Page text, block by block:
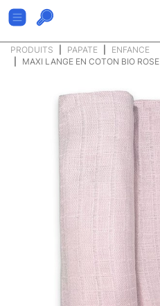
PRODUITS PAPATE
ENFANCE
MAXI LANGE EN COTON BIO ROSE